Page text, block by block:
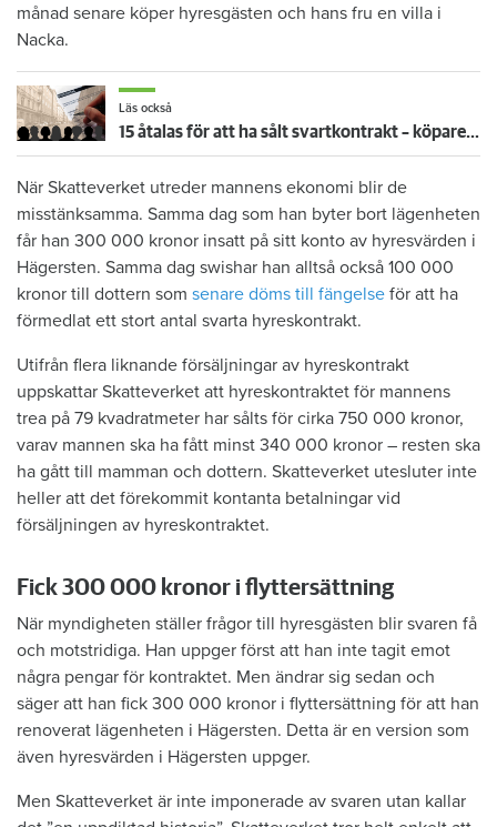
månad senare köper hyresgästen och hans fru en villa i
Nacka.
Läs också
15 åtalas för att ha sålt svartkontrakt – köpare kräver 8 miljoner: "Helt unikt avslöjande"
När Skatteverket utreder mannens ekonomi blir de
misstänksamma. Samma dag som han byter bort lägenheten
får han 300 000 kronor insatt på sitt konto av hyresvärden i
Hägersten. Samma dag swishar han alltså också 100 000
kronor till dottern som senare döms till fängelse för att ha
förmedlat ett stort antal svarta hyreskontrakt.
Utifrån flera liknande försäljningar av hyreskontrakt
uppskattar Skatteverket att hyreskontraktet för mannens
trea på 79 kvadratmeter har sålts för cirka 750 000 kronor,
varav mannen ska ha fått minst 340 000 kronor – resten ska
ha gått till mamman och dottern. Skatteverket utesluter inte
heller att det förekommit kontanta betalningar vid
försäljningen av hyreskontraktet.
Fick 300 000 kronor i flyttersättning
När myndigheten ställer frågor till hyresgästen blir svaren få
och motstridiga. Han uppger först att han inte tagit emot
några pengar för kontraktet. Men ändrar sig sedan och
säger att han fick 300 000 kronor i flyttersättning för att han
renoverat lägenheten i Hägersten. Detta är en version som
även hyresvärden i Hägersten uppger.
Men Skatteverket är inte imponerade av svaren utan kallar